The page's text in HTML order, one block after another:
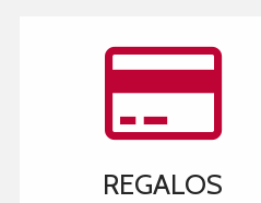
REGALOS